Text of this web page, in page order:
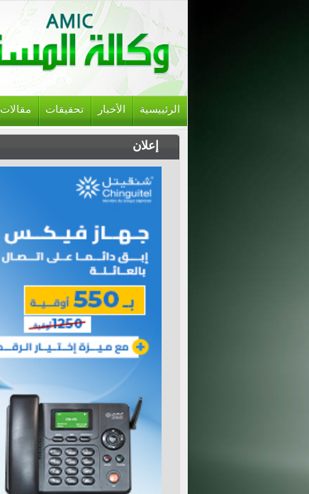
الرئييسية الأخبار تحقيقات مقالات
إعلان